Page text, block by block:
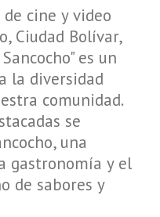
cine y video
Ciudad Bolívar,
es un
la diversidad
comunidad.
se
una
gastronomía y el
de sabores y